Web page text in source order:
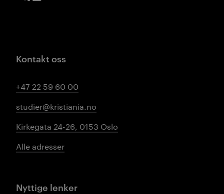
Kontakt oss
+47 22 59 60 00
studier@kristiania.no
Kirkegata 24-26, 0153 Oslo
Alle adresser
Nyttige lenker